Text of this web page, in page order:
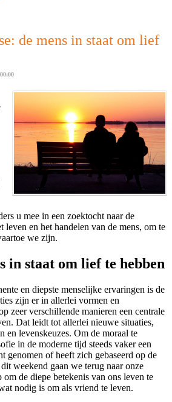
de mens in staat om lief
u mee in een zoektocht naar de
leven en het handelen van de mens, om te
we zijn.
in staat om lief te hebben
en diepste menselijke ervaringen is de
zijn er in allerlei vormen en
zeer verschillende manieren een centrale
Dat leidt tot allerlei nieuwe situaties,
en levenskeuzes. Om de moraal te
in de moderne tijd steeds vaker een
genomen of heeft zich gebaseerd op de
weekend gaan we terug naar onze
de diepe betekenis van ons leven te
nodig is om als vriend te leven.